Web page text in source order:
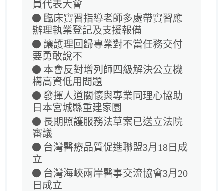
員代表大會
臨床實習指導老師多處帶實習應
辦理執業登記及支援報備
讓護理回歸專業對不當任務交付
要勇敢說不
本會反對增列師四級解決公立機
構高資低用問題
發揮人道關懷與專業同理心協助
日本宮城縣重建家園
長期照護服務法草案已送立法院
審議
台灣醫療品質促進聯盟3月18日成
立
台灣海峽兩岸醫事交流協會3月20
日成立